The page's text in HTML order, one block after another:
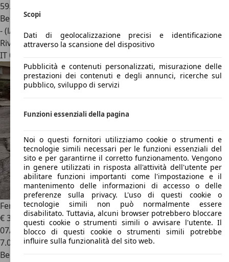
59.990 km
Benzina
- (l/100 km)
Rivenditore
IT 09170
Ferrari F8 Tributo
€ 315.0001
07/2021
7.000 km
Benzina
Scopi
Dati di geolocalizzazione precisi e identificazione
attraverso la scansione del dispositivo
Pubblicità e contenuti personalizzati, misurazione delle
prestazioni dei contenuti e degli annunci, ricerche sul
pubblico, sviluppo di servizi
Funzioni essenziali della pagina
Noi o questi fornitori utilizziamo cookie o strumenti e
tecnologie simili necessari per le funzioni essenziali del
sito e per garantirne il corretto funzionamento. Vengono
in genere utilizzati in risposta all'attività dell'utente per
abilitare funzioni importanti come l'impostazione e il
mantenimento delle informazioni di accesso o delle
preferenze sulla privacy. L'uso di questi cookie o
tecnologie simili non può normalmente essere
disabilitato. Tuttavia, alcuni browser potrebbero bloccare
questi cookie o strumenti simili o avvisare l'utente. Il
blocco di questi cookie o strumenti simili potrebbe
influire sulla funzionalità del sito web.